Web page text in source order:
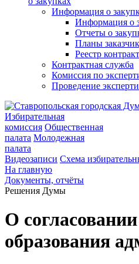
Информация о
Информация о
Отчеты о
Планы
Реестр
Контрактная служба
Комиссия по
Проведение
Избирательная
комиссия Общественная
палата Молодежная
палата
Видеозаписи Схема
На главную
Документы, отчёты
Решения Думы
О
образования